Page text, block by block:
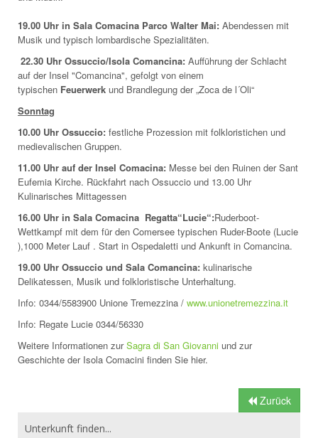
19.00 Uhr in Sala Comacina Parco Walter Mai: Abendessen mit
Musik und typisch lombardische Spezialitäten.
22.30 Uhr Ossuccio/Isola Comancina: Aufführung der Schlacht
auf der Insel "Comancina", gefolgt von einem
typischen Feuerwerk und Brandlegung der „Zoca de l´Oli“
Sonntag
10.00 Uhr Ossuccio: festliche Prozession mit folkloristichen und
medievalischen Gruppen.
11.00 Uhr auf der Insel Comacina: Messe bei den Ruinen der Sant
Eufemia Kirche. Rückfahrt nach Ossuccio und 13.00 Uhr
Kulinarisches Mittagessen
16.00 Uhr in Sala Comacina Regatta“Lucie“:Ruderboot-
Wettkampf mit dem für den Comersee typischen Ruder-Boote (Lucie
),1000 Meter Lauf . Start in Ospedaletti und Ankunft in Comancina.
19.00 Uhr Ossuccio und Sala Comancina: kulinarische
Delikatessen, Musik und folkloristische Unterhaltung.
Info: 0344/5583900 Unione Tremezzina / www.unionetremezzina.it
Info: Regate Lucie 0344/56330
Weitere Informationen zur Sagra di San Giovanni und zur
Geschichte der Isola Comacini finden Sie hier.
Zurück
Unterkunft finden...